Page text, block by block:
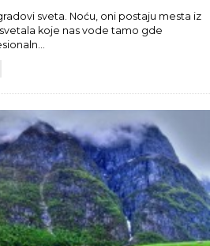
sveta. Noću, oni postaju mesta iz
koje nas vode tamo gde